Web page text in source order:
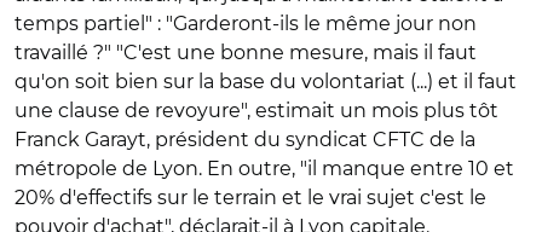
temps partiel" : "Garderont-ils le même jour non
travaillé ?" "C'est une bonne mesure, mais il faut
qu'on soit bien sur la base du volontariat (...) et il faut
une clause de revoyure", estimait un mois plus tôt
Franck Garayt, président du syndicat CFTC de la
métropole de Lyon. En outre, "il manque entre 10 et
20% d'effectifs sur le terrain et le vrai sujet c'est le
pouvoir d'achat", déclarait-il à Lyon capitale.